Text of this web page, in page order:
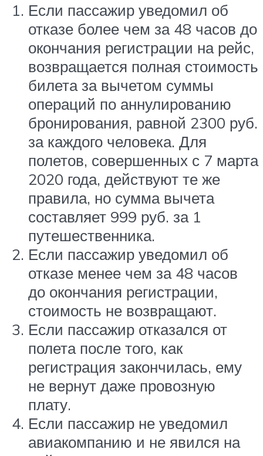
Если пассажир уведомил об
отказе более чем за 48 часов до
окончания регистрации на рейс,
возвращается полная стоимость
билета за вычетом суммы
операций по аннулированию
бронирования, равной 2300 руб.
за каждого человека. Для
полетов, совершенных с 7 марта
2020 года, действуют те же
правила, но сумма вычета
составляет 999 руб. за 1
путешественника.
Если пассажир уведомил об
отказе менее чем за 48 часов
до окончания регистрации,
стоимость не возвращают.
Если пассажир отказался от
полета после того, как
регистрация закончилась, ему
не вернут даже провозную
плату.
Если пассажир не уведомил
авиакомпанию и не явился на